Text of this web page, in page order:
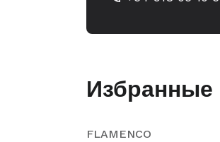
Избранные
FLAMENCO